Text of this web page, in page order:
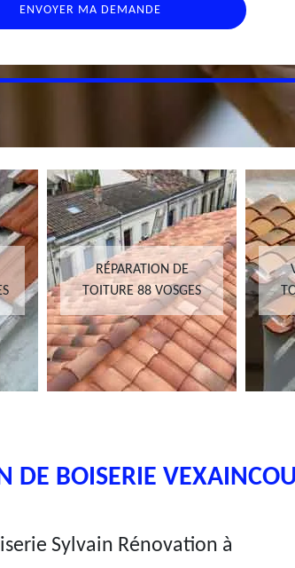
RÉPARATION DE
TOITURE 88 VOSGES
DE BOISERIE
Sylvain Rénovation à